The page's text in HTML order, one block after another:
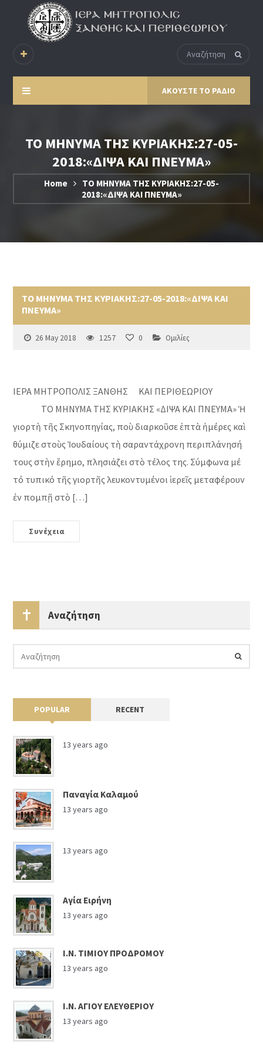
ΑΚΟΥΣΤΕ ΤΟ ΡΑΔΙΟ
ΤΟ ΜΗΝΥΜΑ ΤΗΣ ΚΥΡΙΑΚΗΣ:27-05-
2018:«ΔΙΨΑ ΚΑΙ ΠΝΕΥΜΑ»
Home
ΤΟ ΜΗΝΥΜΑ ΤΗΣ ΚΥΡΙΑΚΗΣ:27-05-
2018:«ΔΙΨΑ ΚΑΙ ΠΝΕΥΜΑ»
ΤΟ ΜΗΝΥΜΑ ΤΗΣ ΚΥΡΙΑΚΗΣ:27-05-2018:«ΔΙΨΑ ΚΑΙ
ΠΝΕΥΜΑ»
26 May 2018 1257 0 Ομιλίες
ΙΕΡΑ ΜΗΤΡΟΠΟΛΙΣ ΞΑΝΘΗΣ ΚΑΙ ΠΕΡΙΘΕΩΡΙΟΥ
ΤΟ ΜΗΝΥΜΑ ΤΗΣ ΚΥΡΙΑΚΗΣ «ΔΙΨΑ ΚΑΙ ΠΝΕΥΜΑ» Ἡ
γιορτὴ τῆς Σκηνοπηγίας, ποὺ διαρκοῦσε ἑπτὰ ἡμέρες καὶ
θύμιζε στοὺς Ἰουδαίους τὴ σαραντάχρονη περιπλάνησή
τους στὴν ἔρημο, πλησιάζει στὸ τέλος της. Σύμφωνα μέ
τό τυπικό τῆς γιορτῆς λευκοντυμένοι ἱερεῖς μεταφέρουν
ἐν πομπῇ στὸ […]
Συνέχεια
Αναζήτηση
POPULAR RECENT
13 years ago
Παναγία Καλαμού
13 years ago
13 years ago
Αγία Ειρήνη
13 years ago
Ι.Ν. ΤΙΜΙΟΥ ΠΡΟΔΡΟΜΟΥ
13 years ago
Ι.Ν. ΑΓΙΟΥ ΕΛΕΥΘΕΡΙΟΥ
13 years ago